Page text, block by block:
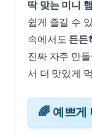
딱 맞는 미니
쉽게 즐길 수
속에서도 든든
진짜 자주 만
서 더 맛있게